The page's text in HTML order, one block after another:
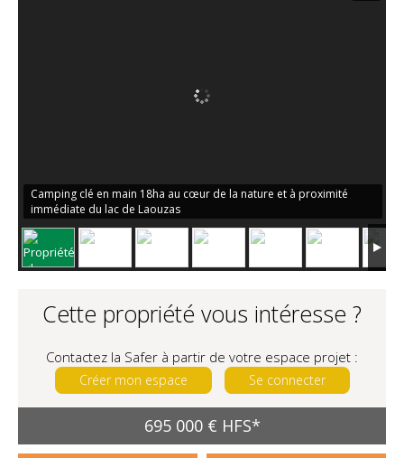
Camping clé en main 18ha au cœur de la nature et à proximité
immédiate du lac de Laouzas
Cette propriété vous intéresse ?
Contactez la Safer à partir de votre espace projet :
Créer mon espace Se connecter
695 000 € HFS*